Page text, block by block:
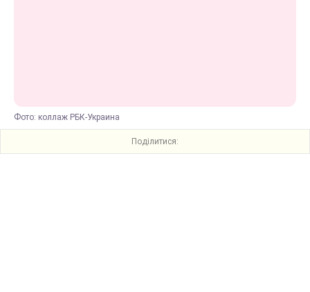
Фото: коллаж РБК-Украина
Поділитися: